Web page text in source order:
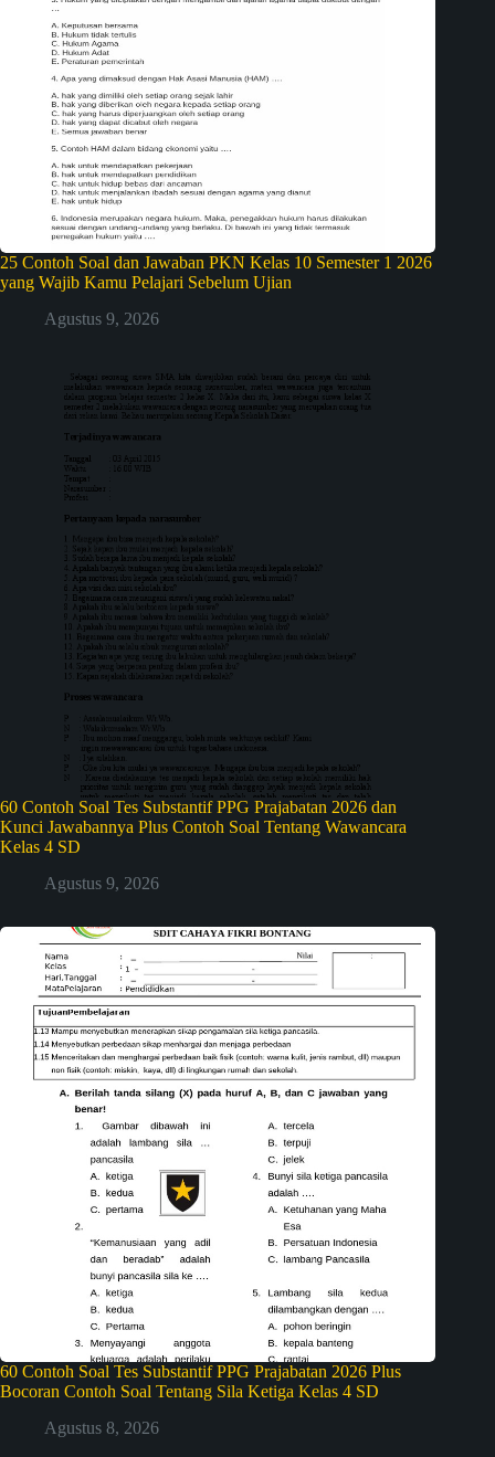
25 Contoh Soal dan Jawaban PKN Kelas 10 Semester 1 2026
yang Wajib Kamu Pelajari Sebelum Ujian
Agustus 9, 2026
60 Contoh Soal Tes Substantif PPG Prajabatan 2026 dan
Kunci Jawabannya Plus Contoh Soal Tentang Wawancara
Kelas 4 SD
Agustus 9, 2026
60 Contoh Soal Tes Substantif PPG Prajabatan 2026 Plus
Bocoran Contoh Soal Tentang Sila Ketiga Kelas 4 SD
Agustus 8, 2026